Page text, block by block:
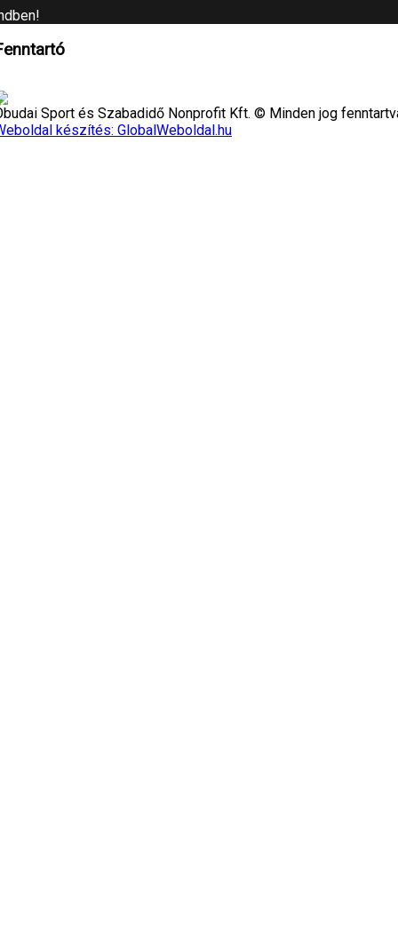
Sport és Szabadidő Nonprofit Kft. © Minden jog
készítés: GlobalWeboldal.hu